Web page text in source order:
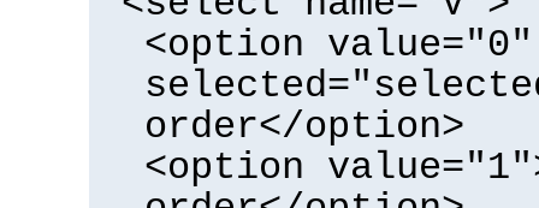
<option value="0"
order</option>
<option